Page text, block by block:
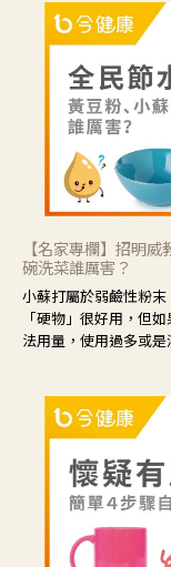
候就要使用菊花、金
眼睛周圍沒有眼屎，
藕、麥門冬、山藥等
【名家專欄】招明
碗洗菜誰厲害？
小蘇打屬於弱鹼性粉
「硬物」很好用，但
法用量，使用過多或